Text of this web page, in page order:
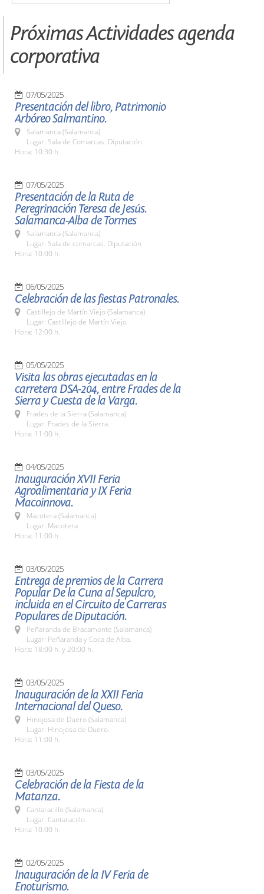
Próximas Actividades agenda
corporativa
07/05/2025
Presentación del libro, Patrimonio
Arbóreo Salmantino.
Salamanca (Salamanca)
Lugar: Sala de Comarcas. Diputación.
Hora: 10:30 h.
07/05/2025
Presentación de la Ruta de
Peregrinación Teresa de Jesús.
Salamanca-Alba de Tormes
Salamanca (Salamanca)
Lugar: Sala de comarcas. Diputación
Hora: 10:00 h.
06/05/2025
Celebración de las fiestas Patronales.
Castillejo de Martín Viejo (Salamanca)
Lugar: Castillejo de Martín Viejo
Hora: 12:00 h.
05/05/2025
Visita las obras ejecutadas en la
carretera DSA-204, entre Frades de la
Sierra y Cuesta de la Varga.
Frades de la Sierra (Salamanca)
Lugar: Frades de la Sierra.
Hora: 11:00 h.
04/05/2025
Inauguración XVII Feria
Agroalimentaria y IX Feria
Macoinnova.
Macotera (Salamanca)
Lugar: Macotera
Hora: 11:00 h.
03/05/2025
Entrega de premios de la Carrera
Popular De la Cuna al Sepulcro,
incluida en el Circuito de Carreras
Populares de Diputación.
Peñaranda de Bracamonte (Salamanca)
Lugar: Peñaranda y Coca de Alba.
Hora: 18:00 h. y 20:00 h.
03/05/2025
Inauguración de la XXII Feria
Internacional del Queso.
Hinojosa de Duero (Salamanca)
Lugar: Hinojosa de Duero.
Hora: 11:00 h.
03/05/2025
Celebración de la Fiesta de la
Matanza.
Cantaracillo (Salamanca)
Lugar: Cantaracillo.
Hora: 10:00 h.
02/05/2025
Inauguración de la IV Feria de
Enoturismo.